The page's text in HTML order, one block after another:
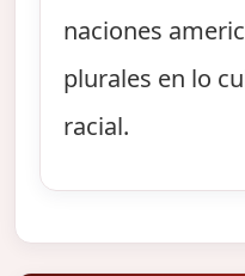
naciones
plurales en lo
racial.